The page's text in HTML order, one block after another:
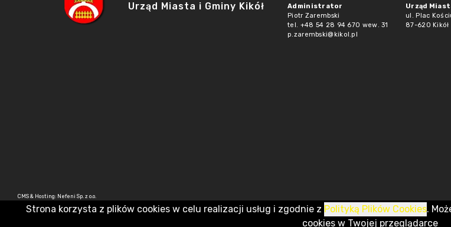
Urząd Miasta i Gminy Kikół
Administrator
Piotr Zarembski
tel. +48 54 28 94 670 wew. 31
p.zarembski@kikol.pl
Urząd
ul. Plac
87-620 Kikół
CMS & Hosting: Nefeni Sp. z o.o.
Strona korzysta z plików cookies w celu realizacji usług i zgodnie z Polityką Plików Cookies.
cookies w Twojej przeglądarce